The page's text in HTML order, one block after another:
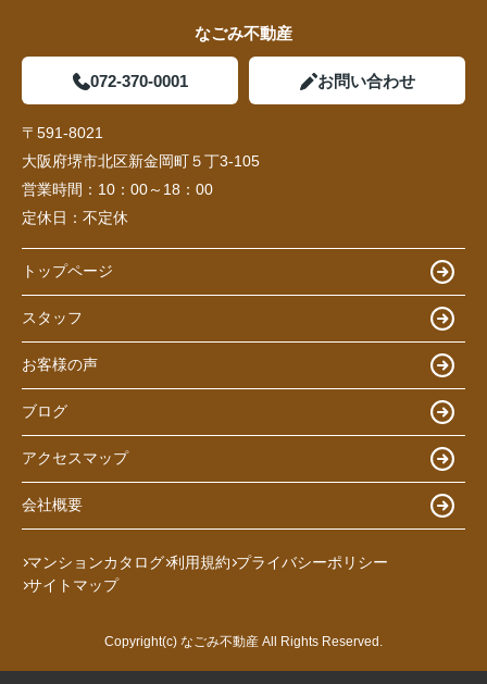
なごみ不動産
072-370-0001 お問い合わせ
〒591-8021
大阪府堺市北区新金岡町５丁3-105
営業時間： 10：00～18：00
定休日： 不定休
トップページ
スタッフ
お客様の声
ブログ
アクセスマップ
会社概要
マンションカタログ 利用規約 プライバシーポリシー
サイトマップ
Copyright(c) なごみ不動産 All Rights Reserved.